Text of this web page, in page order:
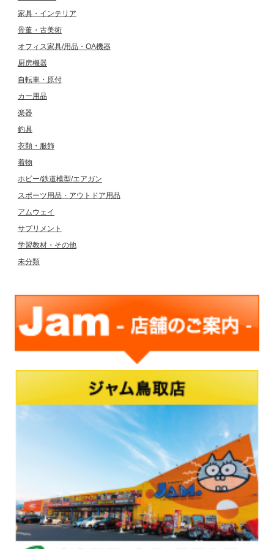
家具・インテリア
骨董・古美術
オフィス家具/用品・OA機器
厨房機器
自転車・原付
カー用品
楽器
釣具
衣類・服飾
着物
ホビー/鉄道模型/エアガン
スポーツ用品・アウトドア用品
アムウェイ
サプリメント
学習教材・その他
未分類